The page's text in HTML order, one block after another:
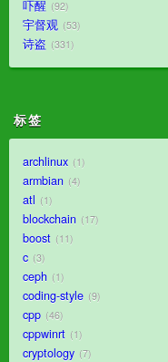
吓醒 92
宇督观 53
诗盗 331
标签
archlinux 1
armbian 4
atl 1
blockchain 17
boost 11
c 3
ceph 1
coding-style 9
cpp 46
cppwinrt 1
cryptology 7